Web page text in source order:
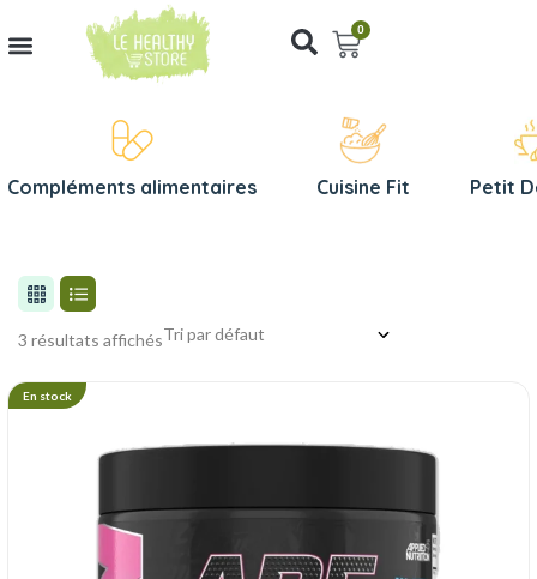
0
Compléments alimentaires Cuisine Fit Petit
3 résultats affichés
En stock